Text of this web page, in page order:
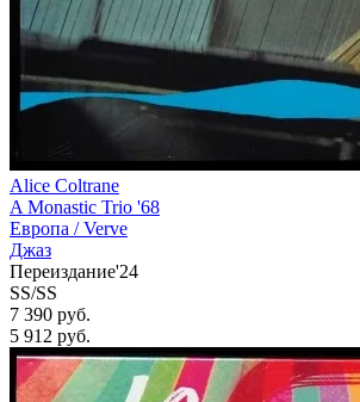
Alice Coltrane
A Monastic Trio '68
Европа /Verve
Джаз
Переиздание'24
SS/SS
7 390 руб.
5 912 руб.